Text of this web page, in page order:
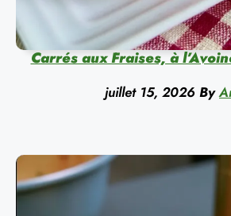
Carrés aux Fraises, à
juillet 15, 2026 By